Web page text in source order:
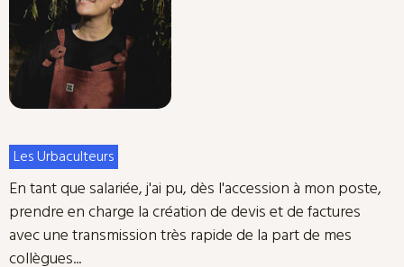
Les Urbaculteurs
En tant que salariée, j'ai pu, dès l'accession à mon poste,
prendre en charge la création de devis et de factures
avec une transmission très rapide de la part de mes
collègues...